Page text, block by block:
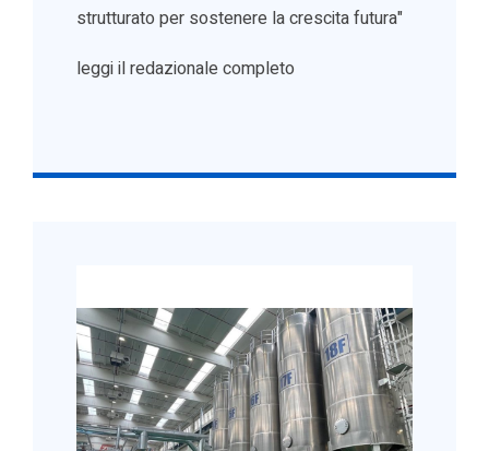
strutturato per sostenere la crescita futura"
leggi il redazionale completo